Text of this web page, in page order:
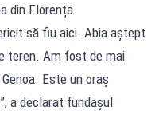
din Florența.
să fiu aici. Abia aștept
teren. Am fost de mai
Este un oraș
a declarat fundașul